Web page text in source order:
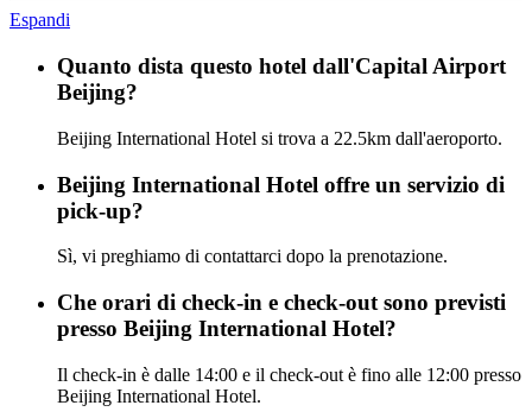
Espandi
Quanto dista questo hotel dall'Capital Airport
Beijing?
Beijing International Hotel si trova a 22.5km dall'aeroporto.
Beijing International Hotel offre un servizio di
pick-up?
Sì, vi preghiamo di contattarci dopo la prenotazione.
Che orari di check-in e check-out sono previsti
presso Beijing International Hotel?
Il check-in è dalle 14:00 e il check-out è fino alle 12:00 presso
Beijing International Hotel.